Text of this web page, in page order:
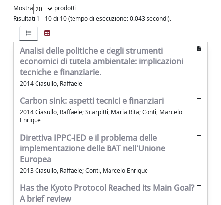
Mostra
prodotti
Risultati 1 - 10 di 10 (tempo di esecuzione: 0.043 secondi).
Analisi delle politiche e degli strumenti
economici di tutela ambientale: implicazioni
tecniche e finanziarie.
2014 Ciasullo, Raffaele
Carbon sink: aspetti tecnici e finanziari
2014 Ciasullo, Raffaele; Scarpitti, Maria Rita; Conti, Marcelo
Enrique
Direttiva IPPC-IED e il problema delle
implementazione delle BAT nell'Unione
Europea
2013 Ciasullo, Raffaele; Conti, Marcelo Enrique
Has the Kyoto Protocol Reached its Main Goal?
A brief review